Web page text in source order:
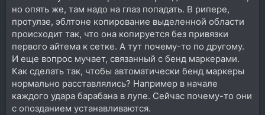
но опять же, там надо на глаз попадать. В рипере,
протулзе, эблтоне копирование выделенной области
происходит так, что она копируется без привязки
первого айтема к сетке. А тут почему-то по другому.
И еще вопрос мучает, связанный с бенд маркерами.
Как сделать так, чтобы автоматически бенд маркеры
нормально расставлялись? Например в начале
каждого удара барабана в лупе. Сейчас почему-то они
с опозданием устанавливаются.